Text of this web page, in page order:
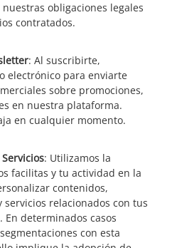
obligaciones legales
contratados.
: Al suscribirte,
electrónico para enviarte
sobre promociones,
en nuestra plataforma.
en cualquier momento.
: Utilizamos la
facilitas y tu actividad en la
contenidos,
servicios relacionados con tus
En determinados casos
con esta